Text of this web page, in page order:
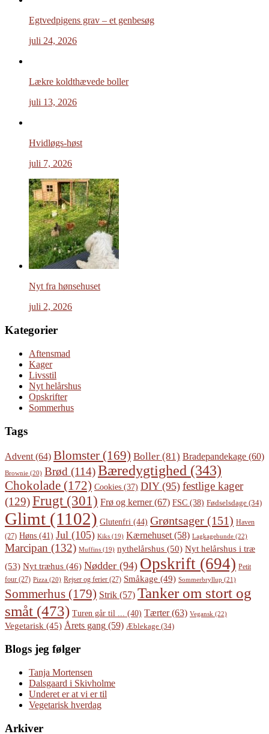
Egtvedpigens grav – et genbesøg
juli 24, 2026
Lækre koldthævede boller
juli 13, 2026
Hvidløgs-høst
juli 7, 2026
Nyt fra hønsehuset
juli 2, 2026
Kategorier
Aftensmad
Kager
Livsstil
Nyt helårshus
Opskrifter
Sommerhus
Tags
Advent (64) Blomster (169) Boller (81) Bradepandekage (60)
Brownie (20) Brød (114)Bæredygtighed (343)
Chokolade (172) Cookies (37) DIY(95) festlige kager
(129)Frugt(301) Frø og kerner(67) FSC (38) Fødselsdage (34)
Glimt (1102) Glutenfri (44) Grøntsager (151) Haven
(27) Høns (41) Jul (105) Kiks (19) Kærnehuset (58) Lagkagebunde (22)
Marcipan (132) Muffins (19) nythelårshus (50) Nyt helårshus i træ
(53) Nyt træhus (46) Nødder (94) Opskrift (694) Petit
four (27) Pizza (20) Rejser og ferier (27) Småkage (49) Sommerbryllup (21)
Sommerhus (179) Strik (57) Tanker om stort og
småt (473) Turen går til ... (40) Tærter(63) Vegansk (22)
Vegetarisk (45) Årets gang (59) Æblekage (34)
Blogs jeg følger
Tanja Mortensen
Dalsgaard i Skivholme
Underet er at vi er til
Vegetarisk hverdag
Arkiver